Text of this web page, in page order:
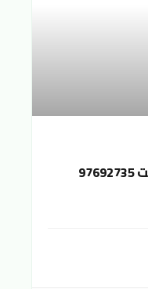
تصليح مضخات مياه بالكويت 97692735